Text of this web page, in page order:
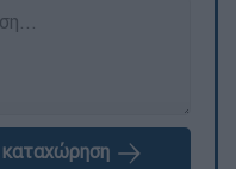
καταχώρηση